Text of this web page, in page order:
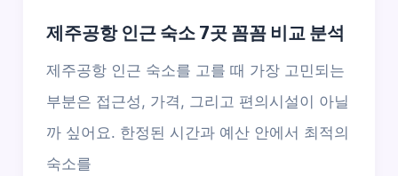
제주공항 인근 숙소 7곳 꼼꼼 비교 분석
제주공항 인근 숙소를 고를 때 가장 고민되는
부분은 접근성, 가격, 그리고 편의시설이 아닐
까 싶어요. 한정된 시간과 예산 안에서 최적의
숙소를